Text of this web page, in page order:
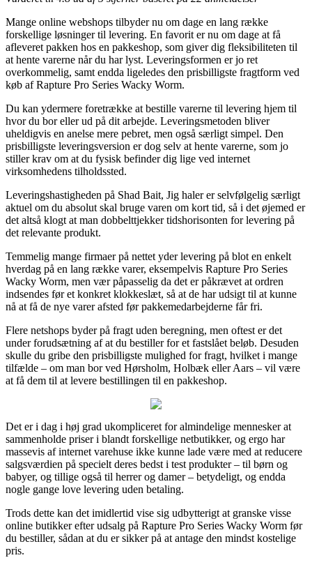
Mange online webshops tilbyder nu om dage en lang række
forskellige løsninger til levering. En favorit er nu om dage at få
afleveret pakken hos en pakkeshop, som giver dig fleksibiliteten til
at hente varerne når du har lyst. Leveringsformen er jo ret
overkommelig, samt endda ligeledes den prisbilligste fragtform ved
køb af Rapture Pro Series Wacky Worm.
Du kan ydermere foretrække at bestille varerne til levering hjem til
hvor du bor eller ud på dit arbejde. Leveringsmetoden bliver
uheldigvis en anelse mere pebret, men også særligt simpel. Den
prisbilligste leveringsversion er dog selv at hente varerne, som jo
stiller krav om at du fysisk befinder dig lige ved internet
virksomhedens tilholdssted.
Leveringshastigheden på Shad Bait, Jig haler er selvfølgelig særligt
aktuel om du absolut skal bruge varen om kort tid, så i det øjemed er
det altså klogt at man dobbelttjekker tidshorisonten for levering på
det relevante produkt.
Temmelig mange firmaer på nettet yder levering på blot en enkelt
hverdag på en lang række varer, eksempelvis Rapture Pro Series
Wacky Worm, men vær påpasselig da det er påkrævet at ordren
indsendes før et konkret klokkeslæt, så at de har udsigt til at kunne
nå at få de nye varer afsted før pakkemedarbejderne får fri.
Flere netshops byder på fragt uden beregning, men oftest er det
under forudsætning af at du bestiller for et fastslået beløb. Desuden
skulle du gribe den prisbilligste mulighed for fragt, hvilket i mange
tilfælde – om man bor ved Hørsholm, Holbæk eller Aars – vil være
at få dem til at levere bestillingen til en pakkeshop.
Det er i dag i høj grad ukompliceret for almindelige mennesker at
sammenholde priser i blandt forskellige netbutikker, og ergo har
massevis af internet varehuse ikke kunne lade være med at reducere
salgsværdien på specielt deres bedst i test produkter – til børn og
babyer, og tillige også til herrer og damer – betydeligt, og endda
nogle gange love levering uden betaling.
Trods dette kan det imidlertid vise sig udbytterigt at granske visse
online butikker efter udsalg på Rapture Pro Series Wacky Worm før
du bestiller, sådan at du er sikker på at antage den mindst kostelige
pris.